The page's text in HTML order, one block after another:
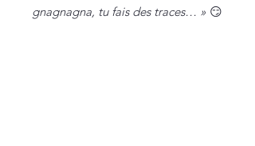
gnagnagna, tu fais des traces… » 😏